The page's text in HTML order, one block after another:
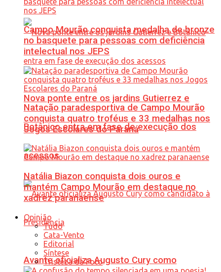
Nova ponte entre os jardins Gutierrez e
Botânico entra em fase de execução dos
acessos
Avante oficializa Augusto Cury como
Campo Mourão conquista medalha de bronze
no basquete para pessoas com deficiência
intelectual nos JEPS
Natação paradesportiva de Campo Mourão
conquista quatro troféus e 33 medalhas nos
Jogos Escolares do Paraná
Natália Biazon conquista dois ouros e
mantém Campo Mourão em destaque no
xadrez paranaense
Opinião
Tudo
Cata-Vento
Editorial
Síntese
Tristeza da Foto